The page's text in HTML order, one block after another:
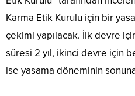
Karma Etik Kurulu için bir
çekimi yapılacak. İlk devre
süresi 2 yıl, ikinci devre için
ise yasama döneminin